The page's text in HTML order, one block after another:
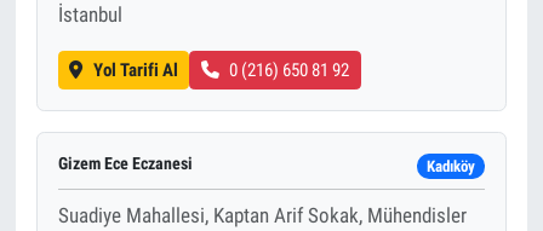
İstanbul
Yol Tarifi Al 0 (216) 650 81 92
Gizem Ece Eczanesi Kadıköy
Suadiye Mahallesi, Kaptan Arif Sokak, Mühendisler